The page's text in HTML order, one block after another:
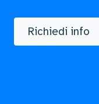
Richiedi info